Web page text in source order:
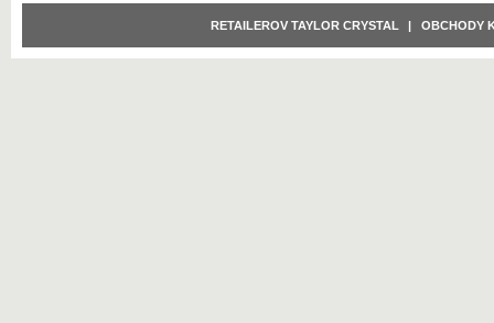
RETAILEROV TAYLOR CRYSTAL OBCHODY